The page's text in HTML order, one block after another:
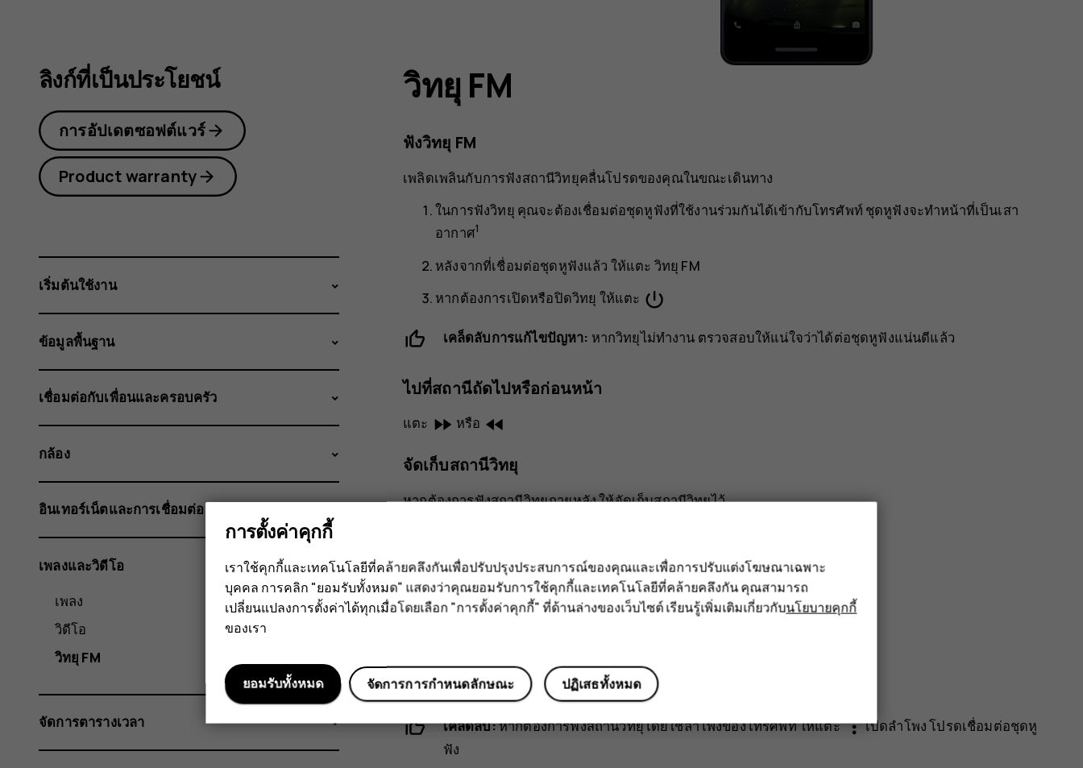
2.1 วิทยุ FM
ฟังวิทยุ FM
เพลิดเพลินกับการฟังสถานีวิทยุคลื่นโปรดของคุณในขณะเดินทาง
ในการฟังวิทยุ คุณจะต้องเชื่อมต่อชุดหูฟังที่ใช้งานร่วมกันได้เข้ากับโทรศัพท์ ชุดหูฟังจะทำหน้าที่เป็นเสา
อากาศ1
หลังจากที่เชื่อมต่อชุดหูฟังแล้ว ให้แตะ วิทยุ FM
หากต้องการเปิดหรือปิดวิทยุ ให้แตะ power_settings_new
เคล็ดลับการแก้ไขปัญหา: หากวิทยุไม่ทำงาน ตรวจสอบให้แน่ใจว่าได้ต่อชุดหูฟังแน่นดีแล้ว
ไปที่สถานีถัดไปหรือก่อนหน้า
แตะ fast_forward หรือ fast_rewind
จัดเก็บสถานีวิทยุ
หากต้องการฟังสถานีวิทยุภายหลัง ให้จัดเก็บสถานีวิทยุไว้
ดูรายการสถานีที่คุณจัดเก็บไว้
แตะkeyboard_arrow_down>รายการโปรด
แตะstar_borderขณะที่ฟังสถานีวิทยุ
เคล็ดลับ:หากต้องการฟังสถานีวิทยุโดยใช้ลำโพงของโทรศัพท์ ให้แตะmore_vertเปิดลำโพงโปรดเชื่อมต่อชุดหู
ฟัง
ลิงก์ที่เป็นประโยชน์
การอัปเดตซอฟต์แวร์
Product warranty
เริ่มต้นใช้งาน
ข้อมูลพื้นฐาน
เชื่อมต่อกับเพื่อนและครอบครัว
กล้อง
อินเทอร์เน็ตและการเชื่อมต่อ
เพลงและวิดีโอ
เพลง
วิดีโอ
วิทยุ FM
จัดการตารางเวลา
การตั้งค่าคุกกี้
เราใช้คุกกี้และเทคโนโลยีที่คล้ายคลึงกันเพื่อปรับปรุงประสบการณ์ของคุณและเพื่อการปรับแต่งโฆษณาเฉพาะ
บุคคล การคลิก "ยอมรับทั้งหมด" แสดงว่าคุณยอมรับการใช้คุกกี้และเทคโนโลยีที่คล้ายคลึงกัน คุณสามารถ
เปลี่ยนแปลงการตั้งค่าได้ทุกเมื่อโดยเลือก "การตั้งค่าคุกกี้" ที่ด้านล่างของเว็บไซต์ เรียนรู้เพิ่มเติมเกี่ยวกับนโยบายคุกกี้
ของเรา
ปฏิเสธทั้งหมด
จัดการการกำหนดลักษณะ
ยอมรับทั้งหมด